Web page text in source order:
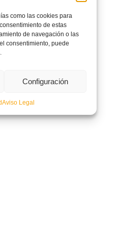
como las cookies para
de estas
de navegación o las
consentimiento, puede
Configuración
Aviso Legal
Competiciones